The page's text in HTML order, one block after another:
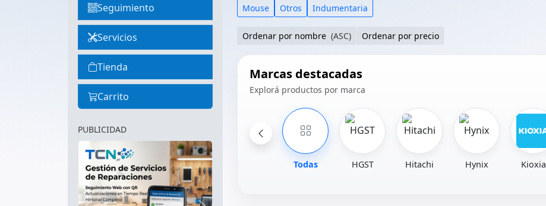
Seguimiento
Servicios
Tienda
Carrito
PUBLICIDAD
Mouse
Otros Indumentaria
Ordenar por nombre (ASC) Ordenar por precio
Marcas destacadas
Explorá productos por marca
Todas HGST Hitachi Hynix Kioxia